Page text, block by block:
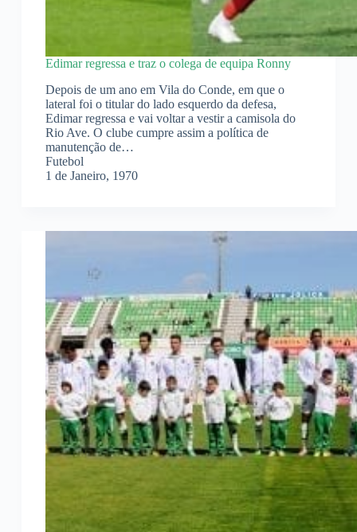
Edimar regressa e traz o colega de equipa Ronny
Depois de um ano em Vila do Conde, em que o
lateral foi o titular do lado esquerdo da defesa,
Edimar regressa e vai voltar a vestir a camisola do
Rio Ave. O clube cumpre assim a política de
manutenção de…
Futebol
1 de Janeiro, 1970